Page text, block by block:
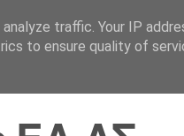
Αρχική Σελίδα
traffic. Your IP
to ensure quality of